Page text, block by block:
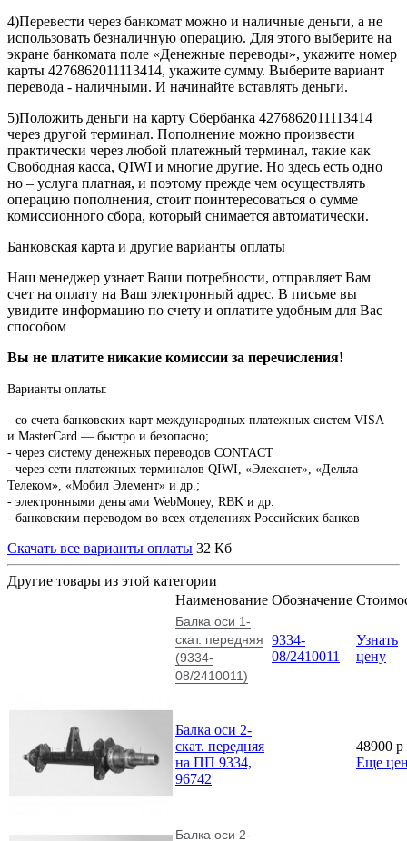
4)Перевести через банкомат можно и наличные деньги, а не
использовать безналичную операцию. Для этого выберите на
экране банкомата поле «Денежные переводы», укажите номер
карты 4276862011113414, укажите сумму. Выберите вариант
перевода - наличными. И начинайте вставлять деньги.
5)Положить деньги на карту Сбербанка 4276862011113414
через другой терминал. Пополнение можно произвести
практически через любой платежный терминал, такие как
Свободная касса, QIWI и многие другие. Но здесь есть одно
но – услуга платная, и поэтому прежде чем осуществлять
операцию пополнения, стоит поинтересоваться о сумме
комиссионного сбора, который снимается автоматически.
Банковская карта и другие варианты оплаты
Наш менеджер узнает Ваши потребности, отправляет Вам
счет на оплату на Ваш электронный адрес. В письме вы
увидите информацию по счету и оплатите удобным для Вас
способом
Вы не платите никакие комиссии за перечисления!
Варианты оплаты:
- со счета банковских карт международных платежных систем VISA
и MasterCard — быстро и безопасно;
- через систему денежных переводов CONTACT
- через сети платежных терминалов QIWI, «Элекснет», «Дельта
Телеком», «Мобил Элемент» и др.;
- электронными деньгами WebMoney, RBK и др.
- банковским переводом во всех отделениях Российских банков
Скачать все варианты оплаты 32 Кб
Другие товары из этой категории
Наименование Обозначение
Балка оси 1-
скат. передняя
(9334-
08/2410011)
9334-
08/2410011
Узнать
цену
Балка оси 2-
скат. передняя
на ПП 9334,
96742
48900 p
Еще
Балка оси 2-